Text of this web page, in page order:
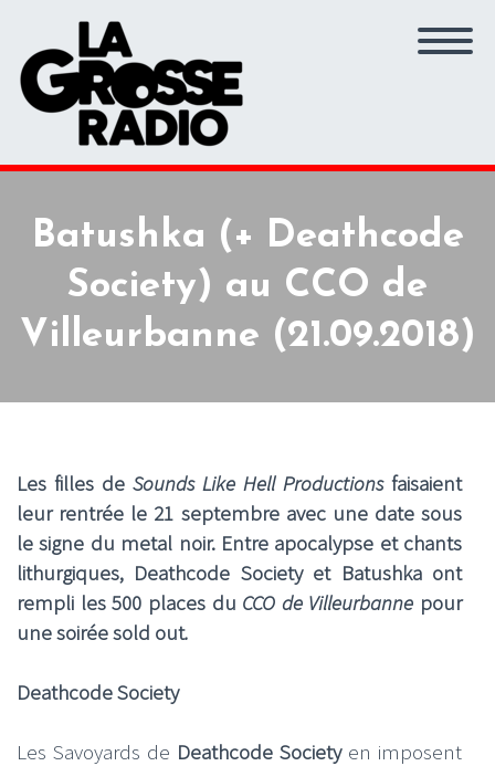
Batushka (+ Deathcode
Society) au CCO de
Villeurbanne (21.09.2018)
Les filles de Sounds Like Hell Productionsfaisaient
leur rentrée le 21 septembre avec une date sous
le signe du metal noir. Entre apocalypse et chants
lithurgiques, Deathcode Society et Batushka ont
rempli les 500 places du CCO de Villeurbanne pour
une soirée sold out.
Deathcode Society
Les Savoyards de Deathcode Societyen imposent